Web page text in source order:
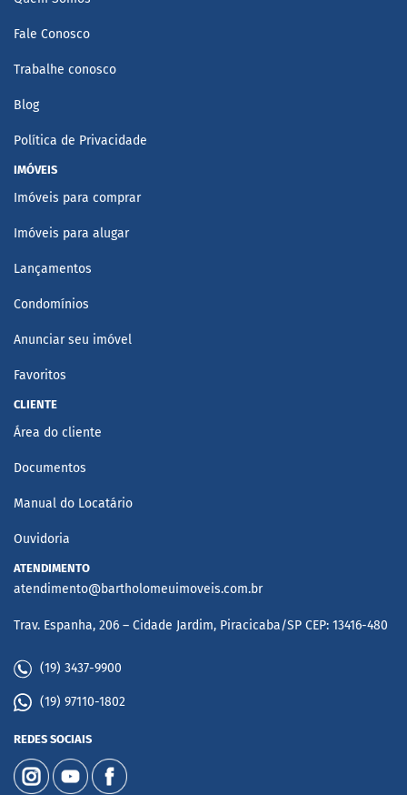
Fale Conosco
Trabalhe conosco
Blog
Política de Privacidade
IMÓVEIS
Imóveis para comprar
Imóveis para alugar
Lançamentos
Condomínios
Anunciar seu imóvel
Favoritos
CLIENTE
Área do cliente
Documentos
Manual do Locatário
Ouvidoria
ATENDIMENTO
atendimento@bartholomeuimoveis.com.br
Trav. Espanha, 206 – Cidade Jardim, Piracicaba/SP CEP: 13416-480
(19) 3437-9900
(19) 97110-1802
REDES SOCIAIS